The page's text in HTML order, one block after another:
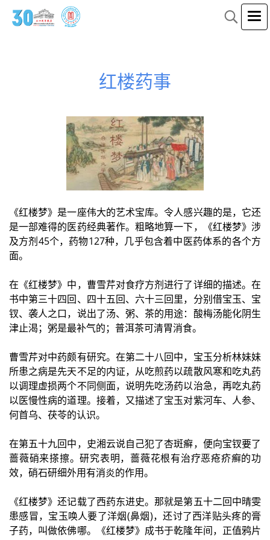
红楼药事
《红楼梦》是一座伟大的艺术宝库。令人感兴趣的是，它还
是一部难得的医药经典著作。粗略地算一下，《红楼梦》涉
及方剂45个，药物127种，几乎包含着中医药体系的各个方
面。
在《红楼梦》中，曹雪芹对食疗方剂进行了详细的描述。在
书中第三十四回、四十五回、六十三回里，分别借宝玉、宝
钗、袭人之口，说出了汤、粥、茶的用途：酸梅汤能化阴生
津止渴；粥是最补气的；普洱茶可清胃消食。
曹雪芹对中药颇有研究。在第二十八回中，宝玉分析林妹妹
所患之病是先天不足的内证，从吃煎药以疏散风寒和吃丸药
以调理虚损两个不同侧面，说明先吃汤药以治急，再吃丸药
以医慢性病的道理。接着，又描述了宝玉对紫河车、人参、
何首乌、茯苓的认识。
在第五十九回中，史湘云说自己犯了杏斑癣，便向宝钗要了
蔷薇硝来搽擦。研究表明，蔷薇花根有治疗恶疮疥癣的功
效，硝石研细外用有消炎的作用。
《红楼梦》还记载了西药东进史。那就是第五十二回中晴雯
患感冒，宝玉唤人要了洋烟(鼻烟)，还讨了西洋贴头疼的膏
子药，叫做依佛哪。《红楼梦》成书于乾隆年间，正值鸦片